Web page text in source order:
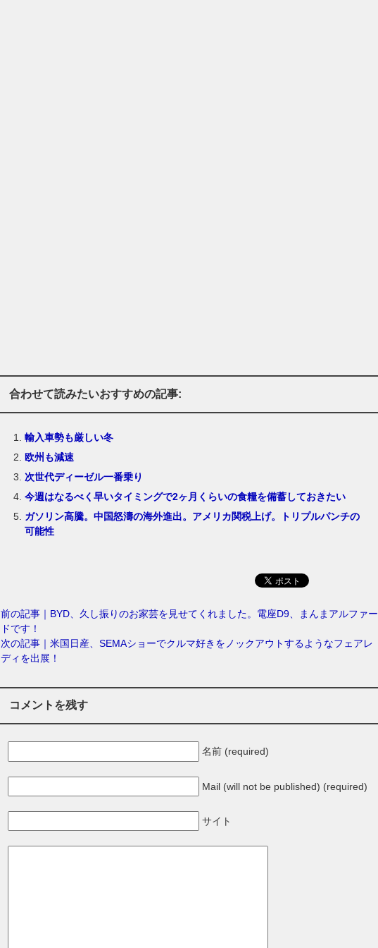
合わせて読みたいおすすめの記事:
輸入車勢も厳しい冬
欧州も減速
次世代ディーゼル一番乗り
今週はなるべく早いタイミングで2ヶ月くらいの食糧を備蓄しておきたい
ガソリン高騰。中国怒濤の海外進出。アメリカ関税上げ。トリプルパンチの
可能性
前の記事｜BYD、久し振りのお家芸を見せてくれました。電座D9、まんまアルファー
ドです！
次の記事｜米国日産、SEMAショーでクルマ好きをノックアウトするようなフェアレ
ディを出展！
コメントを残す
名前 (required)
Mail (will not be published) (required)
サイト